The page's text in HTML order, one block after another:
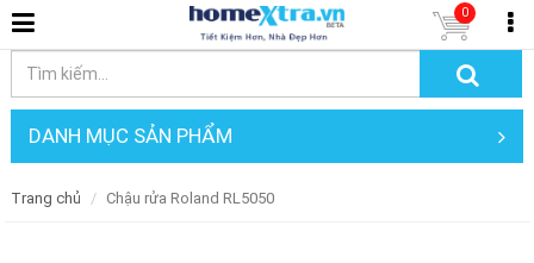
0
DANH MỤC SẢN PHẨM
Trang chủ Chậu rửa Roland RL5050